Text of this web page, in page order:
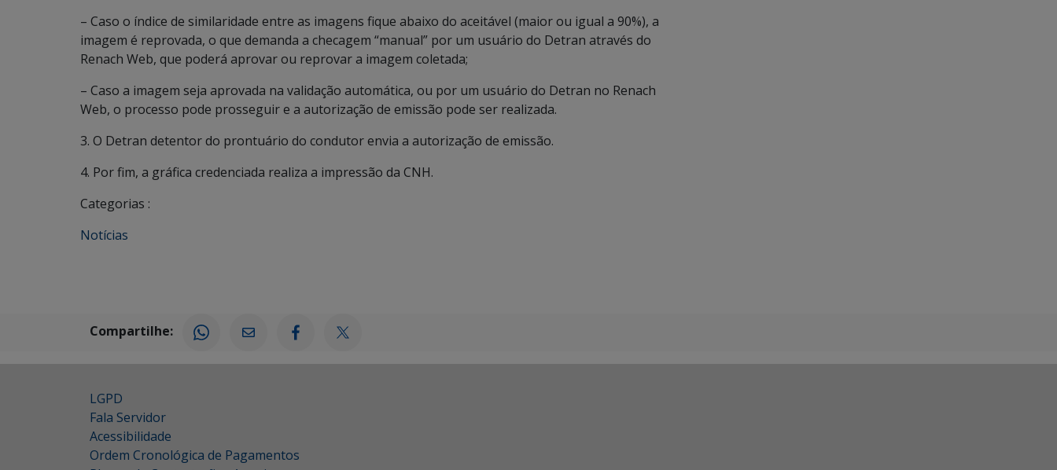
– Caso o índice de similaridade entre as imagens fique abaixo do aceitável (maior ou igual a 90%), a
imagem é reprovada, o que demanda a checagem “manual” por um usuário do Detran através do
Renach Web, que poderá aprovar ou reprovar a imagem coletada;
– Caso a imagem seja aprovada na validação automática, ou por um usuário do Detran no Renach
Web, o processo pode prosseguir e a autorização de emissão pode ser realizada.
3. O Detran detentor do prontuário do condutor envia a autorização de emissão.
4. Por fim, a gráfica credenciada realiza a impressão da CNH.
Categorias :
Notícias
Compartilhe:
LGPD
Fala Servidor
Acessibilidade
Ordem Cronológica de Pagamentos